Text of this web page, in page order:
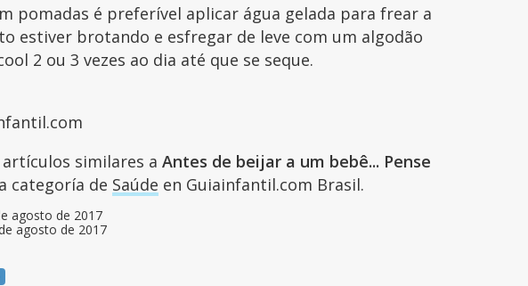
pomadas é preferível aplicar água gelada para frear a
estiver brotando e esfregar de leve com um algodão
2 ou 3 vezes ao dia até que se seque.
artículos similares aAntes de beijar a um bebê... Pense
categoría de Saúde en Guiainfantil.com Brasil.
agosto de 2017
agosto de 2017